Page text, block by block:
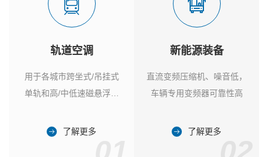
轨道空调
用于各城市跨坐式/吊挂式
单轨和高/中低速磁悬浮列
了解更多
新能源装备
直流变频压缩机、噪音低，
车辆专用变频器可靠性高
了解更多